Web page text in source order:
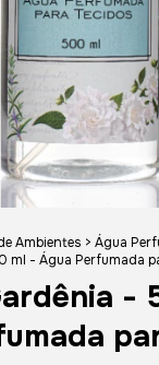
Ambientes > Água
ml - Água Perfumada
-